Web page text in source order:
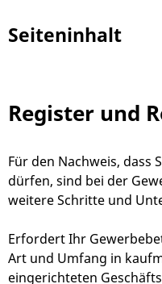
Seiteninhalt
Register und
Für den Nachweis, dass
dürfen, sind bei der
weitere Schritte und
Erfordert Ihr
Art und Umfang in
eingerichteten